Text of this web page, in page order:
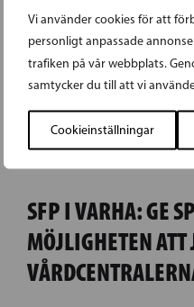
Vi använder cookies för att
personligt anpassade
trafiken på vår webbplats.
samtycker du till att vi
Cookieinställningar
10.12.2025
SFP I VARHA: GE
MÖJLIGHETEN